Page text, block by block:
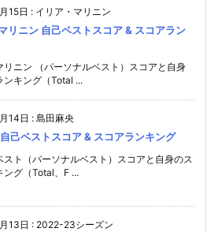
15日 : イリア・マリニン
リニン 自己ベストスコア & スコアラン
リニン （パーソナルベスト）スコアと自身
ンキング（Total ...
14日 : 島田麻央
己ベストスコア & スコアランキング
スト（パーソナルベスト）スコアと自身のス
ング（Total、F ...
13日 : 2022-23シーズン